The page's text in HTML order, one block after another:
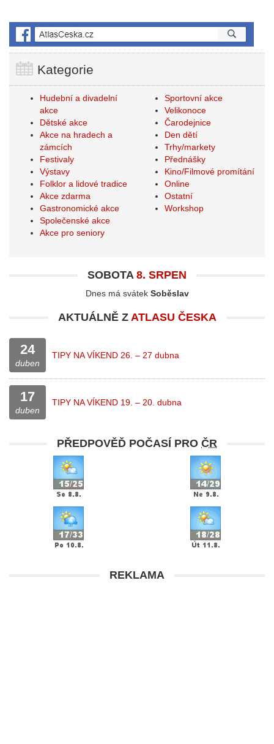
Kategorie
Hudební a divadelní
akce
Dětské akce
Akce na hradech a
zámcích
Festivaly
Výstavy
Folklor a lidové tradice
Akce zdarma
Gastronomické akce
Společenské akce
Akce pro seniory
Sportovní akce
Velikonoce
Čarodejnice
Den dětí
Trhy/markety
Přednášky
Kino/Filmové promítání
Online
Ostatní
Workshop
SOBOTA 8. SRPEN
Dnes má svátek Soběslav
AKTUÁLNĚ Z ATLASU ČESKA
24
duben
TIPY NA VÍKEND 26. – 27 dubna
17
duben
TIPY NA VÍKEND 19. – 20. dubna
PŘEDPOVĚĎ POČASÍ PRO ČR
REKLAMA